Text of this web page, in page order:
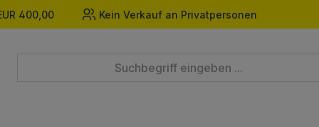
400,00 Kein Verkauf an Privatpersonen